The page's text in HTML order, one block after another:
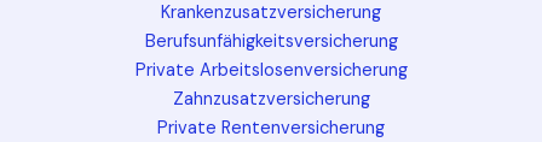
Krankenzusatzversicherung
Berufsunfähigkeitsversicherung
Private Arbeitslosenversicherung
Zahnzusatzversicherung
Private Rentenversicherung